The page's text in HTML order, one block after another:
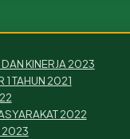
KINERJA 2023
1 TAHUN 2021
2022
2023